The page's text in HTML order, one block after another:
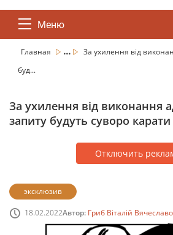
Меню
Главная ...
За ухилення від
буд...
За ухилення від виконання
запиту будуть суворо карати
Отключить
эксклюзив
18.02.2022Автор: Гриб Віталій